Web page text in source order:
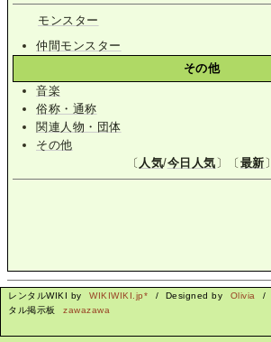
モンスター
仲間モンスター
その他
音楽
俗称・通称
関連人物・団体
その他
〔 人気/今日人気 〕〔 最新 〕
レンタルWIKI by WIKIWIKI.jp* / Designed by Olivia /
タル掲示板
zawazawa